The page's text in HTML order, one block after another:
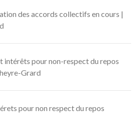
des accords collectifs en cours |
intérêts pour non-respect du repos
Grard
pour non respect du repos